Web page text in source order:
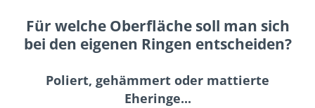
Für welche Oberfläche soll man sich
bei den eigenen Ringen entscheiden?
Poliert, gehämmert oder mattierte
Eheringe...